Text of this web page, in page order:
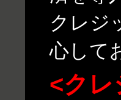
クレジ
心して
<クレ